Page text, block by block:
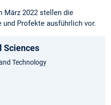
März 2022 stellen die
Profekte ausführlich vor.
Sciences
Technology